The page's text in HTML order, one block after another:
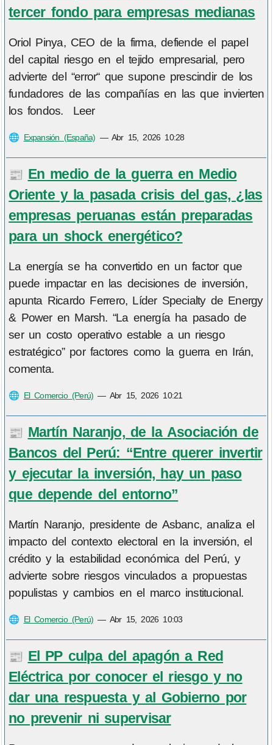
tercer fondo para empresas medianas
Oriol Pinya, CEO de la firma, defiende el papel
del capital riesgo en el tejido empresarial, pero
advierte del “error“ que supone prescindir de los
fundadores de las compañías en las que invierten
los fondos. Leer
🌐 Expansión (España) — Abr 15, 2026 10:28
📰 En medio de la guerra en Medio
Oriente y la pasada crisis del gas, ¿las
empresas peruanas están preparadas
para un shock energético?
La energía se ha convertido en un factor que
puede impactar en las decisiones de inversión,
apunta Ricardo Ferrero, Líder Specialty de Energy
& Power en Marsh. “La energía ha pasado de
ser un costo operativo estable a un riesgo
estratégico” por factores como la guerra en Irán,
comenta.
🌐 El Comercio (Perú) — Abr 15, 2026 10:21
📰 Martín Naranjo, de la Asociación de
Bancos del Perú: “Entre querer invertir
y ejecutar la inversión, hay un paso
que depende del entorno”
Martín Naranjo, presidente de Asbanc, analiza el
impacto del contexto electoral en la inversión, el
crédito y la estabilidad económica del Perú, y
advierte sobre riesgos vinculados a propuestas
populistas y cambios en el marco institucional.
🌐 El Comercio (Perú) — Abr 15, 2026 10:03
📰 El PP culpa del apagón a Red
Eléctrica por conocer el riesgo y no
dar una respuesta y al Gobierno por
no prevenir ni supervisar